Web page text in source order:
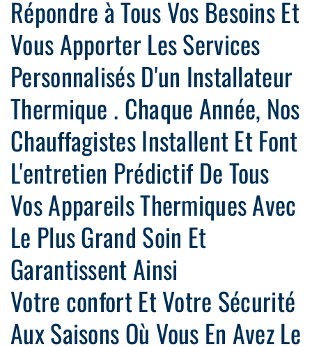
Répondre à Tous Vos Besoins Et
Vous Apporter Les Services
Personnalisés D'un Installateur
Thermique . Chaque Année, Nos
Chauffagistes Installent Et Font
L'entretien Prédictif De Tous
Vos Appareils Thermiques Avec
Le Plus Grand Soin Et
Garantissent Ainsi
Votre confort Et Votre Sécurité
Aux Saisons Où Vous En Avez Le